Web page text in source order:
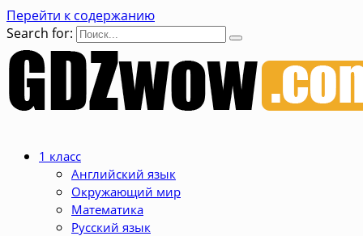
Перейти к содержанию
Search for:
1 класс
Английский язык
Окружающий мир
Математика
Русский язык